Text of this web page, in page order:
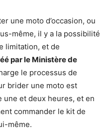
une moto d’occasion, ou
même, il y a la possibilité
limitation, et de
par le Ministère de
le processus de
brider une moto est
et deux heures, et en
commander le kit de
même.